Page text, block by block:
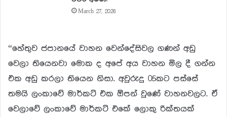
March 27, 2026
“හේතුව ජපානයේ වාහන වෙන්දේසිවල ගණන් අඩු
වෙලා තියෙනවා මොක ද අපේ අය වාහන මිල දී ගන්න
එක අඩු කරලා තියෙන නිසා. අවුරුදු 05කට පස්සේ
තමයි ලංකාවේ මාර්කට් එක ඕපන් වුණේ වාහනවලට. ඒ
වෙලාවේ ලංකාවේ මාර්කට් එකේ ලොකු රික්තයක්